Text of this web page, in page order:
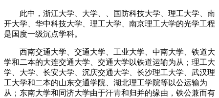
此中，浙江大学、大学、、国防科技大学、理工大学、南
开大学、华中科技大学、理工大学、南京理工大学的光学工程
是国度一级沉点学科。
西南交通大学、交通大学、工业大学、中南大学、铁道大
学和二本的大连交通大学、交通大学以铁道运输为从；理工大
学、大学、长安大学、沉庆交通大学、长沙理工大学、武汉理
工大学和二本的山东交通学院、湖北理工学院等以公运输为
从；东南大学和同济大学由于汗青和归并的缘由，铁公兼而有